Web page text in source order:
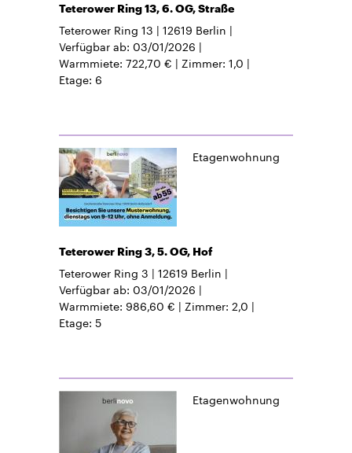
Teterower Ring 13, 6. OG, Straße
Teterower Ring 13 12619 Berlin
Verfügbar ab 03/01/2026
Warmmiete 722,70 € Zimmer 1,0
Etage 6
Etagenwohnung
Teterower Ring 3, 5. OG, Hof
Teterower Ring 3 12619 Berlin
Verfügbar ab 03/01/2026
Warmmiete 986,60 € Zimmer 2,0
Etage 5
Etagenwohnung